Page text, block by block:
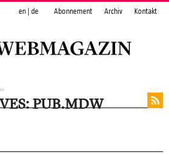
en de Abonnement Archiv Kontakt
PUB.MDW